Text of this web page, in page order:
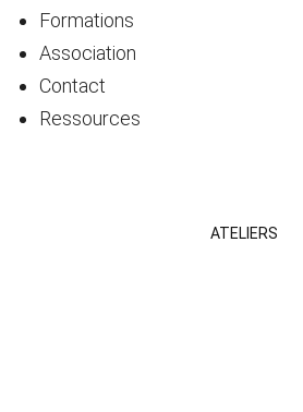
Formations
Association
Contact
Ressources
ATELIERS